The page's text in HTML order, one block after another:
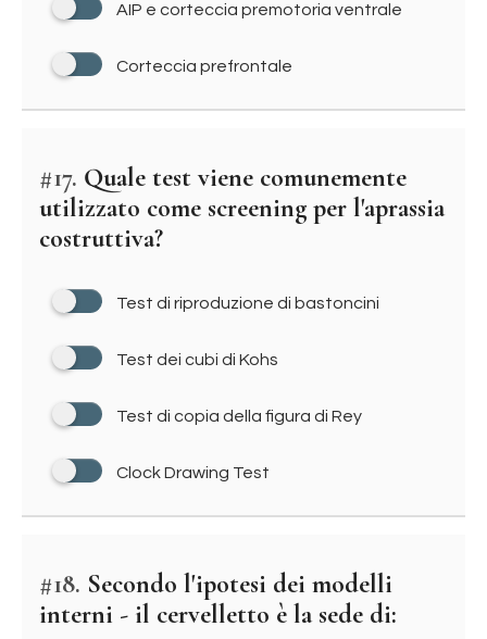
AIP e corteccia premotoria ventrale
Corteccia prefrontale
#17. Quale test viene comunemente
utilizzato come screening per l'aprassia
costruttiva?
Test di riproduzione di bastoncini
Test dei cubi di Kohs
Test di copia della figura di Rey
Clock Drawing Test
#18. Secondo l'ipotesi dei modelli
interni - il cervelletto è la sede di: